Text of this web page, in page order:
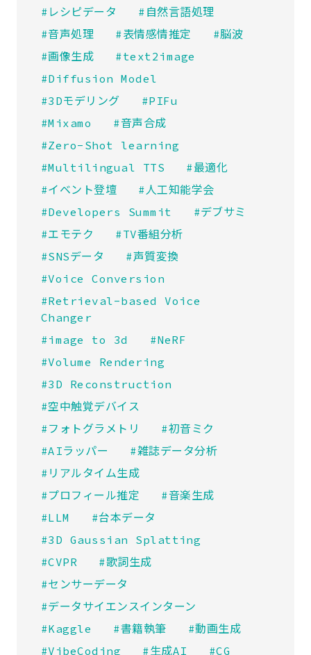
#レシピデータ
#自然言語処理
#音声処理
#表情感情推定
#脳波
#画像生成
#text2image
#Diffusion Model
#3Dモデリング
#PIFu
#Mixamo
#音声合成
#Zero-Shot learning
#Multilingual TTS
#最適化
#イベント登壇
#人工知能学会
#Developers Summit
#デブサミ
#エモテク
#TV番組分析
#SNSデータ
#声質変換
#Voice Conversion
#Retrieval-based Voice
Changer
#image to 3d
#NeRF
#Volume Rendering
#3D Reconstruction
#空中触覚デバイス
#フォトグラメトリ
#初音ミク
#AIラッパー
#雑誌データ分析
#リアルタイム生成
#プロフィール推定
#音楽生成
#LLM
#台本データ
#3D Gaussian Splatting
#CVPR
#歌詞生成
#センサーデータ
#データサイエンスインターン
#Kaggle
#書籍執筆
#動画生成
#VibeCoding
#生成AI #CG